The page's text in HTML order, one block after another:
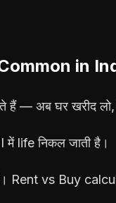
in
— अब घर खरीद लो,
में life निकल जाती है।
Rent vs Buy